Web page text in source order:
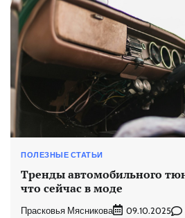
ПОЛЕЗНЫЕ СТАТЬИ
Тренды автомобильного
что сейчас в моде
Прасковья Мясникова 09.10.2025